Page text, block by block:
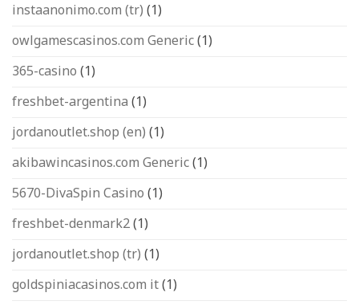
instaanonimo.com (tr) (1)
owlgamescasinos.com Generic(1)
365-casino (1)
freshbet-argentina (1)
jordanoutlet.shop (en) (1)
akibawincasinos.com Generic(1)
5670-DivaSpin Casino (1)
freshbet-denmark2(1)
jordanoutlet.shop (tr) (1)
goldspiniacasinos.com it(1)